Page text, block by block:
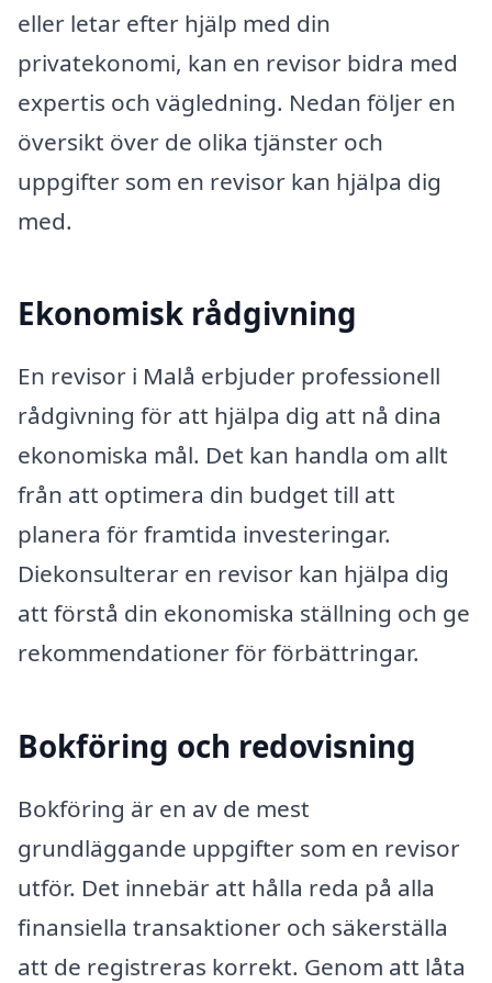
eller letar efter hjälp med din
privatekonomi, kan en revisor bidra med
expertis och vägledning. Nedan följer en
översikt över de olika tjänster och
uppgifter som en revisor kan hjälpa dig
med.
Ekonomisk rådgivning
En revisor i Malå erbjuder professionell
rådgivning för att hjälpa dig att nå dina
ekonomiska mål. Det kan handla om allt
från att optimera din budget till att
planera för framtida investeringar.
Diekonsulterar en revisor kan hjälpa dig
att förstå din ekonomiska ställning och ge
rekommendationer för förbättringar.
Bokföring och redovisning
Bokföring är en av de mest
grundläggande uppgifter som en revisor
utför. Det innebär att hålla reda på alla
finansiella transaktioner och säkerställa
att de registreras korrekt. Genom att låta